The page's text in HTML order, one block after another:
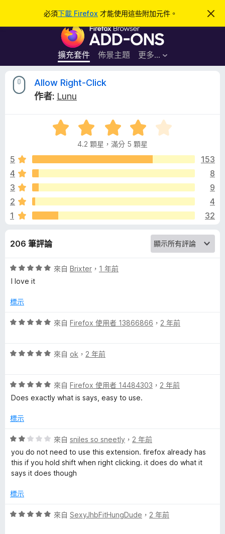
必須下載 Firefox 才能使用這些附加元件。
忽
此
F
r
e
覽
器
附
加
件
擴充套件 佈景主題 更多…
登入
A
o
w
R
g
h
-
C
l
i
k
的
論
Allow Right-Click
作者: Lunu
評
價
.
分
滿
5
4.2 顆星，滿分 5 顆星
5
153
4
8
3
9
2
4
1
32
206 筆評論
評
價
分
滿
分
來自 Brixter ， 1 年前
I love it
標示
評
分
分
5
來自 Firefox 使用者 13866866 ， 2 年前
評
分
，
分
分
來自 ok ， 2 年前
評
價
分
滿
5
來自 Firefox 使用者 14484303 ， 2 年前
Does exactly what is says, easy to use.
標示
評
價
2
分
滿
5
來自 sniles so sneetly ， 2 年前
you do not need to use this extension. firefox already has
this if you hold shift when right clicking. it does do what it
says it does though
標示
評
來自 SexyJhbFitHungDude ， 2 年前